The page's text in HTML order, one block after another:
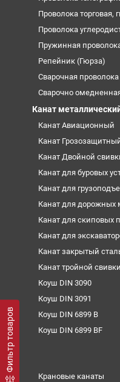
Фильтр товаров
Проволока торговая,
Проволока
Пружинная
Репейник (Гюрза)
Сварочная проволока
Сварочно
Канат
Канат Авиационный
Канат
Канат Двойной
Канат для буровых
Канат для
Канат для дорожных
Канат для скиповых
Канат для
Канат закрытый
Канат тройной свивки
Коуш DIN 3090
Коуш DIN 3091
Коуш DIN 6899 B
Коуш DIN 6899 BF
Крановые канаты